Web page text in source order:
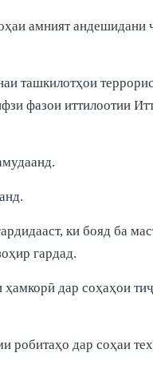
амният андешидани
ташкилотҳои
фазои иттилоотии
ки бояд ба
гардад.
дар соҳаҳои
робитаҳо дар соҳаи